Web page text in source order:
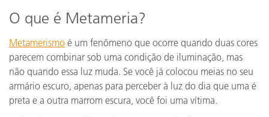
O que é Metameria?
Metamerismo é um fenômeno que ocorre quando duas cores
parecem combinar sob uma condição de iluminação, mas
não quando essa luz muda. Se você já colocou meias no seu
armário escuro, apenas para perceber à luz do dia que uma é
preta e a outra marrom escura, você foi uma vítima.